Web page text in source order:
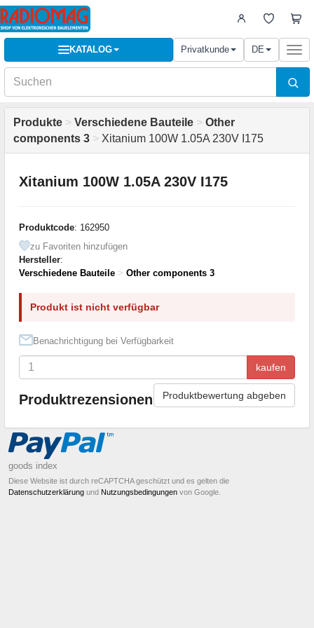
KATALOG Privatkunde DE
Produkte > Verschiedene Bauteile > Other
components 3 > Xitanium 100W 1.05A 230V I175
Xitanium 100W 1.05A 230V I175
Produktcode: 162950
zu Favoriten hinzufügen
Hersteller:
Verschiedene Bauteile > Other components 3
Produkt ist nicht verfügbar
Benachrichtigung bei Verfügbarkeit
kaufen
Produktrezensionen Produktbewertung abgeben
goods index
Diese Website ist durch reCAPTCHA geschützt und es gelten die
Datenschutzerklärung und Nutzungsbedingungen von Google.